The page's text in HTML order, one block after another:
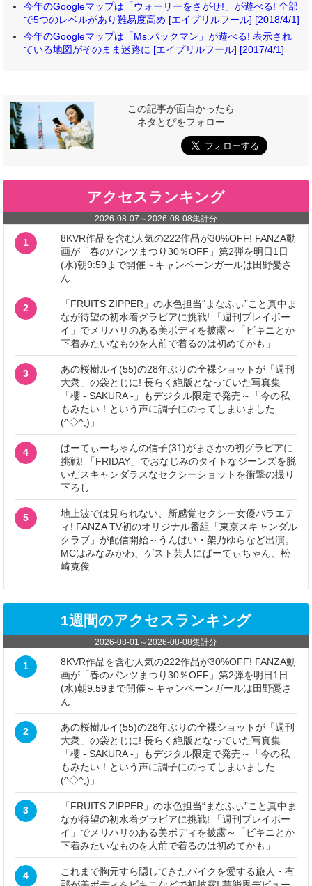
今年のGoogleマップは「ウォーリーをさがせ!」が遊べる! 全部
で5つのレベルがあり難易度高め [エイプリルフール] [2018/4/1]
今年のGoogleマップは「Ms.パックマン」が遊べる! 表示され
ている地図がそのまま迷路に [エイプリルフール] [2017/4/1]
この記事が面白かったら
ネタとぴをフォロー
アクセスランキング
2026-08-07 ～2026-08-08集計分
1
8KVR作品を含む人気の222作品が30%OFF! FANZA動
画が「春のパンツまつり30％OFF」第2弾を明日1日
(水)朝9:59まで開催～キャンペーンガールは田野憂さ
ん
2
「FRUITS ZIPPER」の水色担当“まなふぃ”こと真中ま
なが待望の初水着グラビアに挑戦! 「週刊プレイボー
イ」でメリハリのある美ボディを披露～「ビキニとか
下着みたいなものを人前で着るのは初めてかも」
3
あの桜樹ルイ(55)の28年ぶりの全裸ショットが「週刊
大衆」の袋とじに! 長らく絶版となっていた写真集
「櫻 - SAKURA -」もデジタル限定で発売～「今の私
もみたい！という声に調子にのってしまいました
(^◇^;)」
4
ぱーてぃーちゃんの信子(31)がまさかの初グラビアに
挑戦! 「FRIDAY」でおなじみのタイトなジーンズを脱
いだスキャンダラスなセクシーショットを衝撃の撮り
下ろし
5
地上波では見られない、新感覚セクシー女優バラエテ
ィ! FANZA TV初のオリジナル番組「東京スキャンダル
クラブ」が配信開始～うんぱい・架乃ゆらなど出演。
MCはみなみかわ、ゲスト芸人にぱーてぃちゃん、松
崎克俊
1週間のアクセスランキング
2026-08-01 ～2026-08-08集計分
1
8KVR作品を含む人気の222作品が30%OFF! FANZA動
画が「春のパンツまつり30％OFF」第2弾を明日1日
(水)朝9:59まで開催～キャンペーンガールは田野憂さ
ん
2
あの桜樹ルイ(55)の28年ぶりの全裸ショットが「週刊
大衆」の袋とじに! 長らく絶版となっていた写真集
「櫻 - SAKURA -」もデジタル限定で発売～「今の私
もみたい！という声に調子にのってしまいました
(^◇^;)」
3
「FRUITS ZIPPER」の水色担当“まなふぃ”こと真中ま
なが待望の初水着グラビアに挑戦! 「週刊プレイボー
イ」でメリハリのある美ボディを披露～「ビキニとか
下着みたいなものを人前で着るのは初めてかも」
4
これまで胸元すら隠してきたバイクを愛する旅人・有